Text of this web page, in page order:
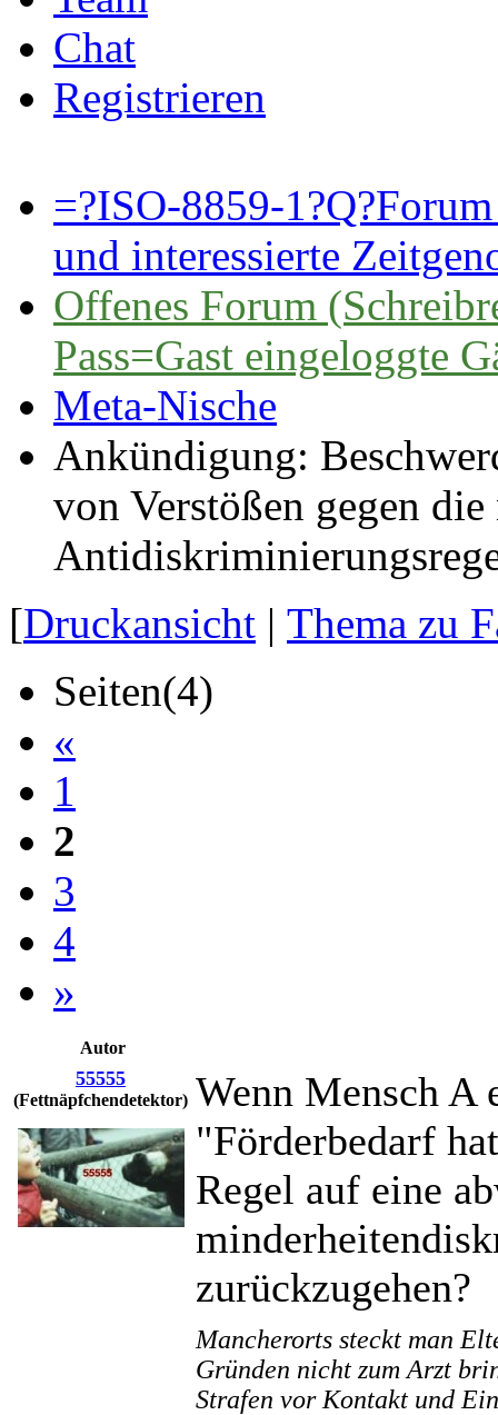
Chat
Registrieren
=?ISO-8859-
und interessierte
Offenes Forum
Pass=Gast eingeloggte
Meta-Nische
Ankündigung:
von Verstößen gegen die
[Druckansicht | Thema zu
Seiten(4)
«
1
2
3
4
»
Autor
55555
(Fettnäpfchendetektor) Wenn Mensch A
"Förderbedarf
Regel auf eine
zurückzugehen?
Mancherorts steckt man
Gründen nicht zum Arzt
Strafen vor Kontakt und